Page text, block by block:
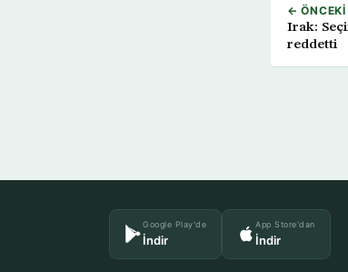
← ÖNCEKI
Irak:
reddetti
Google Play'de
İndir
App Store'dan
İndir